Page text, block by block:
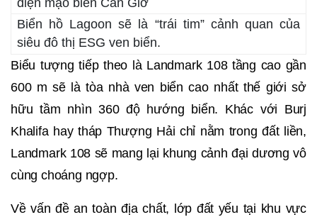
Biển hồ Lagoon sẽ là “trái tim” cảnh quan của
siêu đô thị ESG ven biển.
Biểu tượng tiếp theo là Landmark 108 tầng cao gần
600 m sẽ là tòa nhà ven biển cao nhất thế giới sở
hữu tầm nhìn 360 độ hướng biển. Khác với Burj
Khalifa hay tháp Thượng Hải chỉ nằm trong đất liền,
Landmark 108 sẽ mang lại khung cảnh đại dương vô
cùng choáng ngợp.
Về vấn đề an toàn địa chất, lớp đất yếu tại khu vực